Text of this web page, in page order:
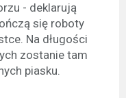
- deklarują
się roboty
Na długości
zostanie tam
piasku.